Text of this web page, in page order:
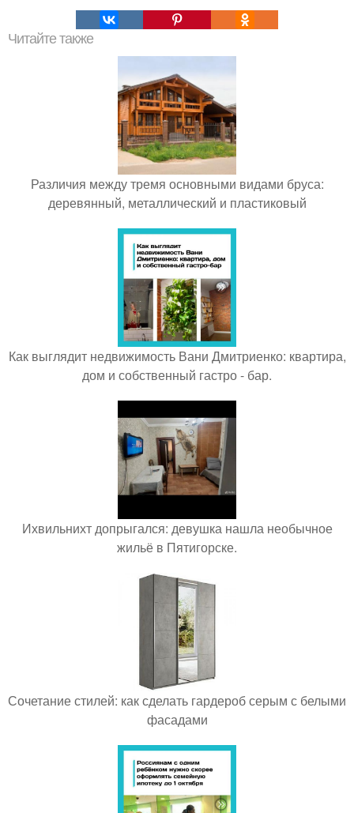
Читайте также
Различия между тремя основными видами бруса:
деревянный, металлический и пластиковый
Как выглядит недвижимость Вани Дмитриенко: квартира,
дом и собственный гастро - бар.
Ихвильнихт допрыгался: девушка нашла необычное
жильё в Пятигорске.
Сочетание стилей: как сделать гардероб серым с белыми
фасадами